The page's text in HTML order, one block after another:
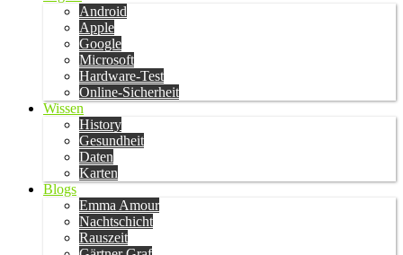
Android
Apple
Google
Microsoft
Hardware-Test
Online-Sicherheit
Wissen
History
Gesundheit
Daten
Karten
Blogs
Emma Amour
Nachtschicht
Rauszeit